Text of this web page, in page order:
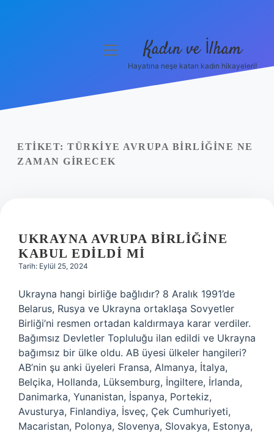
Yasal Uyarı
menüyü
Kadın ve İlham
Hayatına neşe katan kadın hikayeleri!
ETIKET: TÜRKIYE AVRUPA BIRLIĞINE NE
ZAMAN GIRECEK
UKRAYNA AVRUPA BIRLIĞINE
KABUL EDILDI MI
Tarih: Eylül 25, 2024
Ukrayna hangi birliğe bağlıdır? 8 Aralık 1991’de
Belarus, Rusya ve Ukrayna ortaklaşa Sovyetler
Birliği’ni resmen ortadan kaldırmaya karar verdiler.
Bağımsız Devletler Topluluğu ilan edildi ve Ukrayna
bağımsız bir ülke oldu. AB üyesi ülkeler hangileri?
AB’nin şu anki üyeleri Fransa, Almanya, İtalya,
Belçika, Hollanda, Lüksemburg, İngiltere, İrlanda,
Danimarka, Yunanistan, İspanya, Portekiz,
Avusturya, Finlandiya, İsveç, Çek Cumhuriyeti,
Macaristan, Polonya, Slovenya, Slovakya, Estonya,